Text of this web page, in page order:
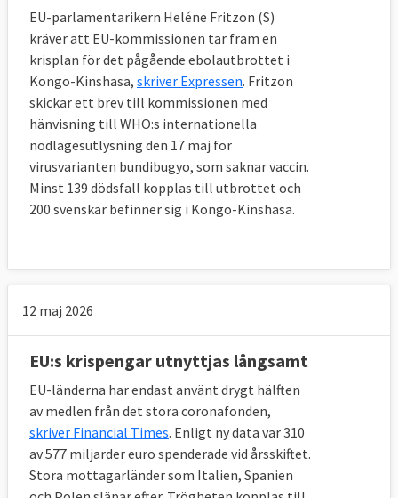
EU-parlamentarikern Heléne Fritzon (S)
kräver att EU-kommissionen tar fram en
krisplan för det pågående ebolautbrottet i
Kongo-Kinshasa, skriver Expressen. Fritzon
skickar ett brev till kommissionen med
hänvisning till WHO:s internationella
nödlägesutlysning den 17 maj för
virusvarianten bundibugyo, som saknar vaccin.
Minst 139 dödsfall kopplas till utbrottet och
200 svenskar befinner sig i Kongo-Kinshasa.
12 maj 2026
EU:s krispengar utnyttjas långsamt
EU-länderna har endast använt drygt hälften
av medlen från det stora coronafonden,
skriver Financial Times. Enligt ny data var 310
av 577 miljarder euro spenderade vid årsskiftet.
Stora mottagarländer som Italien, Spanien